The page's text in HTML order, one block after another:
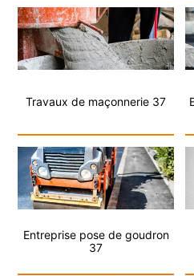
Travaux de maçonnerie 37
Entreprise pose de goudron
37